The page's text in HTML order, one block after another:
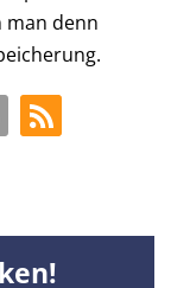
man denn